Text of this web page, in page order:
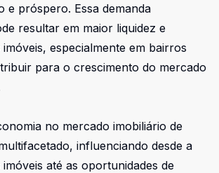
e próspero. Essa demanda
resultar em maior liquidez e
especialmente em bairros
para o crescimento do mercado
no mercado imobiliário de
influenciando desde a
até as oportunidades de